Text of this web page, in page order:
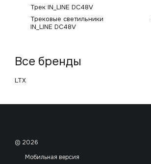
Трек IN_LINE DC48V
Трековые светильники
IN_LINE DC48V
Все бренды
LTX
© 2026
Мобильная версия